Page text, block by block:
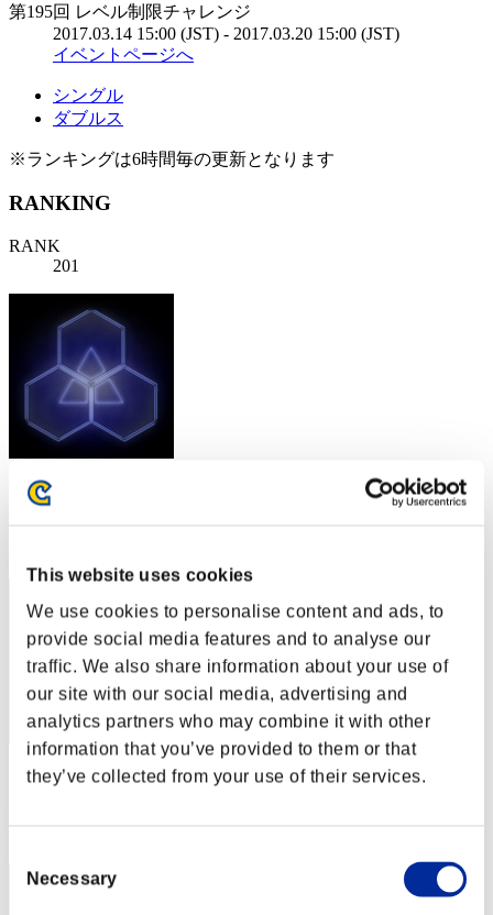
This website uses cookies
We use cookies to personalise content and ads, to
provide social media features and to analyse our
traffic. We also share information about your use of
our site with our social media, advertising and
analytics partners who may combine it with other
information that you’ve provided to them or that
they’ve collected from your use of their services.
Selection
Necessary
第195回 レベル制限チャレンジ
2017.03.14 15:00 (JST) - 2017.03.20 15:00 (JST)
イベントページへ
シングル
ダブルス
※ランキングは6時間毎の更新となります
RANKING
RANK
201
スコア: -
RANK
スコア: -